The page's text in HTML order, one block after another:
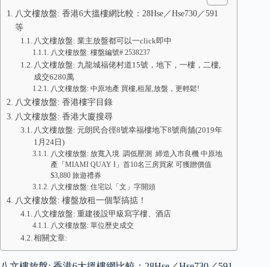
八文樓放盤: 香港6大搵樓網比較：28Hse／Hse730／591
等
八文樓放盤: 業主放盤都可以一click即中
八文樓放盤: 樓盤編號# 2538237
八文樓放盤: 九龍城福佬村道15號，地下，一樓，二樓,
成交6280萬
八文樓放盤: 中原地產 買樓,租屋,放盤，更輕鬆!
八文樓放盤: 香港樓宇目錄
八文樓放盤: 香港大廈搜尋
八文樓放盤: 元朗民合徑8號幸福樓地下8號商舖(2019年
1月24日)
八文樓放盤: 放寬入境 調低壓測 締造入市良機 中原地
產「MIAMI QUAY I」首10名三房買家 可獲贈價值
$3,880 旅遊禮券
八文樓放盤: 住宅以「文」字開頭
八文樓放盤: 樓盤放租一個掣搞掂！
八文樓放盤: 重建後設甲級寫字樓、酒店
八文樓放盤: 單位歷史成交
相關文章: